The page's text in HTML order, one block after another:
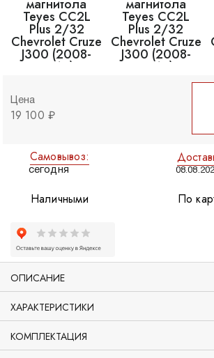
Цена
19 100 ₽
Самовывоз:
сегодня
Наличными По
ОПИСАНИЕ
ХАРАКТЕРИСТИКИ
КОМПЛЕКТАЦИЯ